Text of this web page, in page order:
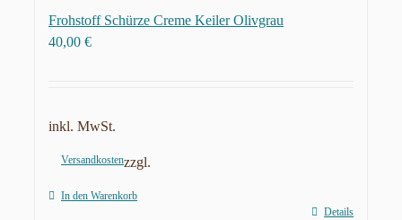
Frohstoff Schürze Creme Keiler Olivgrau
40,00 €
inkl. MwSt.
zzgl.
Versandkosten
In den Warenkorb
Details